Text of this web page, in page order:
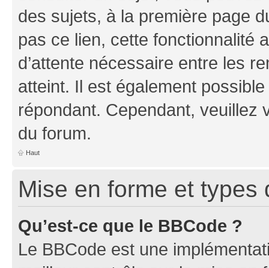
des sujets, à la première page
pas ce lien, cette fonctionnalité
d’attente nécessaire entre les
atteint. Il est également
répondant. Cependant,
du forum.
Haut
Mise en forme et types
Qu’est-ce que le BBCode ?
Le BBCode est une